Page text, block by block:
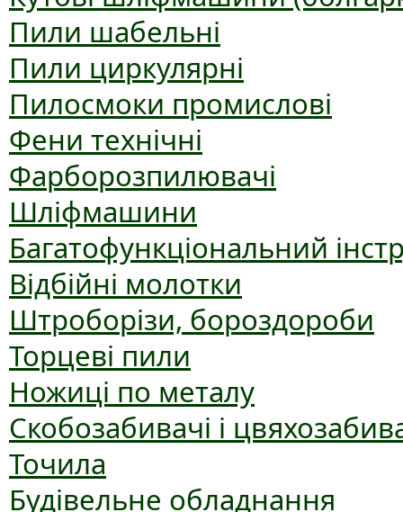
Пили шабельні
Пили циркулярні
Пилосмоки промислові
Фени технічні
Фарборозпилювачі
Шліфмашини
Багатофункціональний
Відбійні молотки
Штроборізи, бороздороби
Торцеві пили
Ножиці по металу
Скобозабивачі і
Точила
Будівельне обладнання